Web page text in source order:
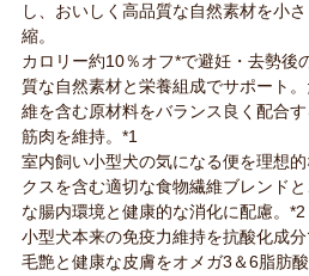
し、おいしく高品質な自然素材を小
縮。
カロリー約10％オフ*で避妊・去勢後
質な自然素材と栄養組成でサポート
維を含む原材料をバランス良く配合
筋肉を維持。*1
室内飼い小型犬の気になる便を理想
クスを含む適切な食物繊維ブレンド
な腸内環境と健康的な消化に配慮。*2
小型犬本来の免疫力維持を抗酸化成
毛艶と健康な皮膚をオメガ3＆6脂肪